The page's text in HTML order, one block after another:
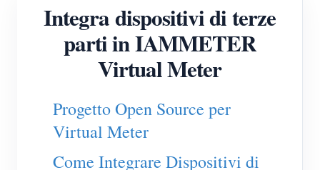
Misuratore di energia Wi-Fi trifase (WEM3080T)
Misuratore di energia Wi-Fi trifase (WEM3046T)
Misuratore di energia Wi-Fi trifase (WEM3050T)
Controller di potenza WiFi
IAMMETER Cloud Pro
Servizio self-hosting
Integra dispositivi di terze
parti in IAMMETER
Virtual Meter
Progetto Open Source per
Virtual Meter
Come Integrare Dispositivi di